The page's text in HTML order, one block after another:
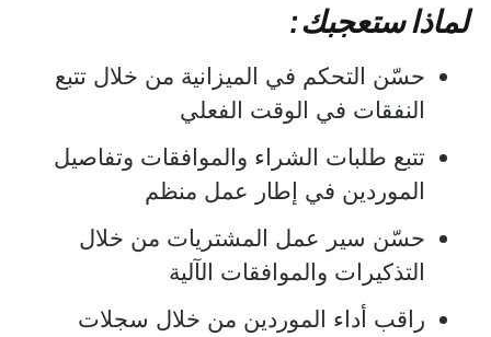
لماذا ستعجبك:
حسّن التحكم في الميزانية من خلال تتبع
النفقات في الوقت الفعلي
تتبع طلبات الشراء والموافقات وتفاصيل
الموردين في إطار عمل منظم
حسّن سير عمل المشتريات من خلال
التذكيرات والموافقات الآلية
راقب أداء الموردين من خلال سجلات